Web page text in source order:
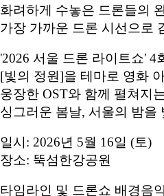
화려하게 수놓은 드론들의
가장 가까운 드론 시선으로
'2026 서울 드론 라이트쇼' 4
[빛의 정원]을 테마로 영화
웅장한 OST와 함께 펼쳐지
싱그러운 봄날, 서울의 밤을
일시: 2026년 5월 16일 (토)
장소: 뚝섬한강공원
타임라인 및 드론쇼 배경음